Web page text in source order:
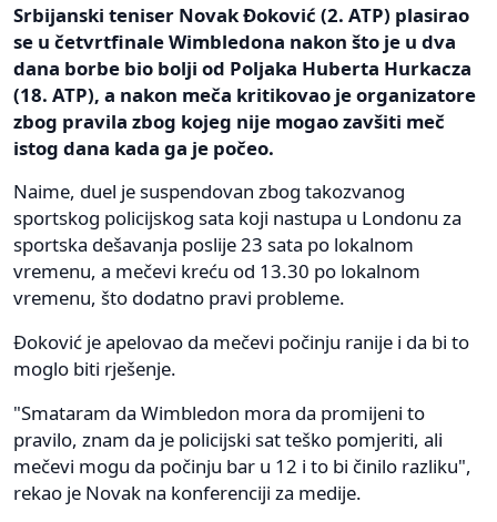
Srbijanski teniser Novak Đoković (2. ATP) plasirao
se u četvrtfinale Wimbledona nakon što je u dva
dana borbe bio bolji od Poljaka Huberta Hurkacza
(18. ATP), a nakon meča kritikovao je organizatore
zbog pravila zbog kojeg nije mogao zavšiti meč
istog dana kada ga je počeo.
Naime, duel je suspendovan zbog takozvanog
sportskog policijskog sata koji nastupa u Londonu za
sportska dešavanja poslije 23 sata po lokalnom
vremenu, a mečevi kreću od 13.30 po lokalnom
vremenu, što dodatno pravi probleme.
Đoković je apelovao da mečevi počinju ranije i da bi to
moglo biti rješenje.
"Smataram da Wimbledon mora da promijeni to
pravilo, znam da je policijski sat teško pomjeriti, ali
mečevi mogu da počinju bar u 12 i to bi činilo razliku",
rekao je Novak na konferenciji za medije.